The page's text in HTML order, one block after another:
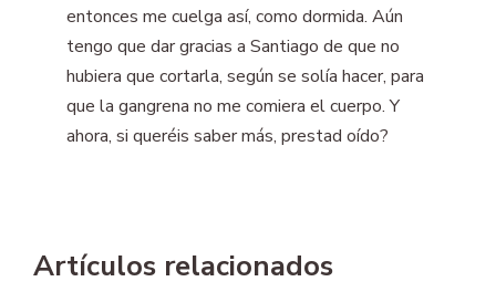
entonces me cuelga así, como dormida. Aún
tengo que dar gracias a Santiago de que no
hubiera que cortarla, según se solía hacer, para
que la gangrena no me comiera el cuerpo. Y
ahora, si queréis saber más, prestad oído?
Artículos relacionados